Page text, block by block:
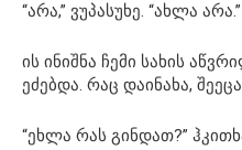
“არა,” ვუპასუხე. “ახლა არა.”
ის ინიშნა ჩემი სახის
ეძებდა. რაც დაინახა,
“ეხლა რას გინდათ?”